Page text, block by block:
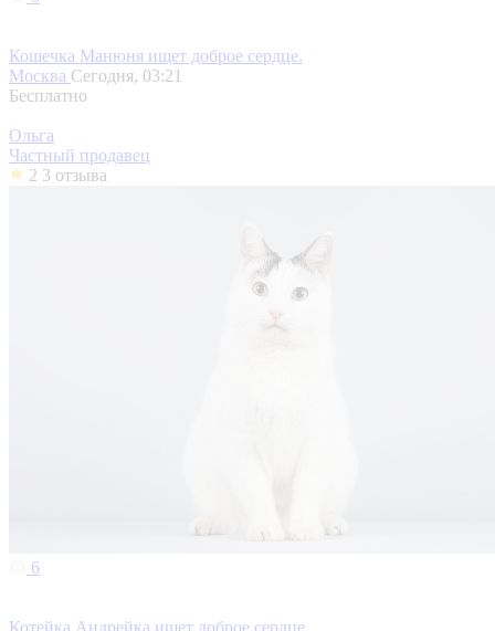
Кошечка Манюня ищет доброе сердце.
Москва Сегодня, 03:21
Бесплатно
Ольга
Частный продавец
2 3 отзыва
6